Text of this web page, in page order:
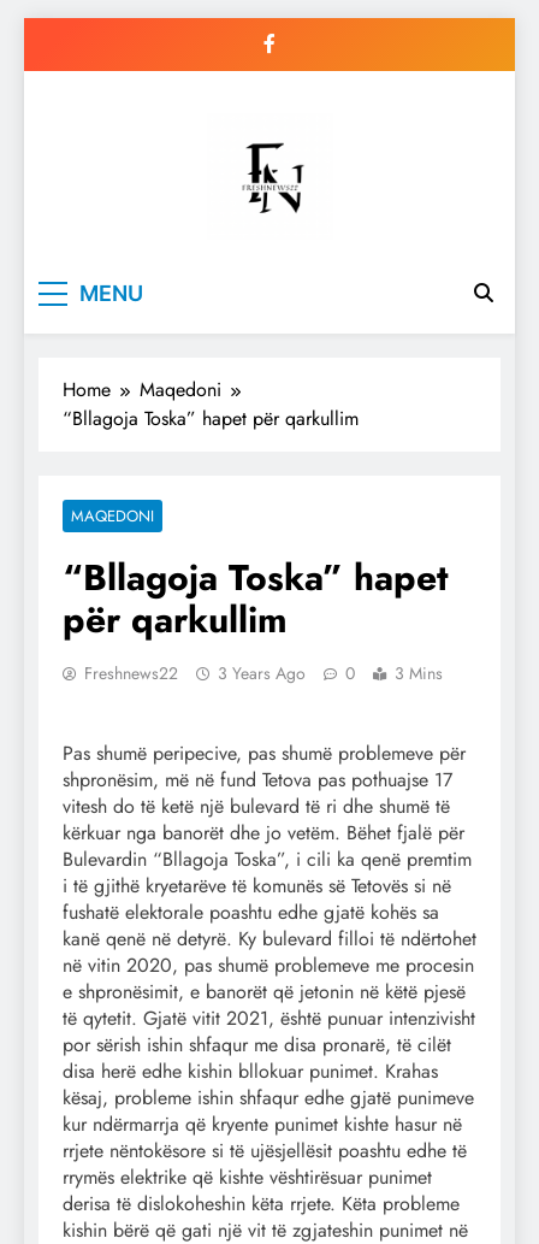
MENU
Home
Maqedoni
“Bllagoja Toska” hapet për qarkullim
MAQEDONI
“Bllagoja Toska” hapet
për qarkullim
Freshnews22 3 Years Ago 0 3 Mins
Pas shumë peripecive, pas shumë problemeve për
shpronësim, më në fund Tetova pas pothuajse 17
vitesh do të ketë një bulevard të ri dhe shumë të
kërkuar nga banorët dhe jo vetëm. Bëhet fjalë për
Bulevardin “Bllagoja Toska”, i cili ka qenë premtim
i të gjithë kryetarëve të komunës së Tetovës si në
fushatë elektorale poashtu edhe gjatë kohës sa
kanë qenë në detyrë. Ky bulevard filloi të ndërtohet
në vitin 2020, pas shumë problemeve me procesin
e shpronësimit, e banorët që jetonin në këtë pjesë
të qytetit. Gjatë vitit 2021, është punuar intenzivisht
por sërish ishin shfaqur me disa pronarë, të cilët
disa herë edhe kishin bllokuar punimet. Krahas
kësaj, probleme ishin shfaqur edhe gjatë punimeve
kur ndërmarrja që kryente punimet kishte hasur në
rrjete nëntokësore si të ujësjellësit poashtu edhe të
rrymës elektrike që kishte vështirësuar punimet
derisa të dislokoheshin këta rrjete. Këta probleme
kishin bërë që gati një vit të zgjateshin punimet në